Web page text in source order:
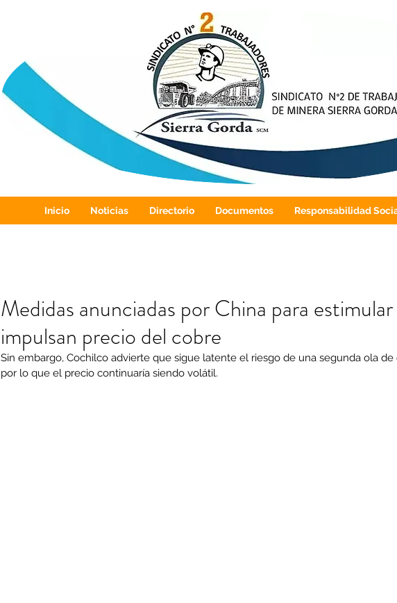
Inicio Noticias Directorio Documentos Responsabilidad
Medidas anunciadas por China para
impulsan precio del cobre
Sin embargo, Cochilco advierte que sigue latente el riesgo de una segunda ola de
por lo que el precio continuaría siendo volátil.